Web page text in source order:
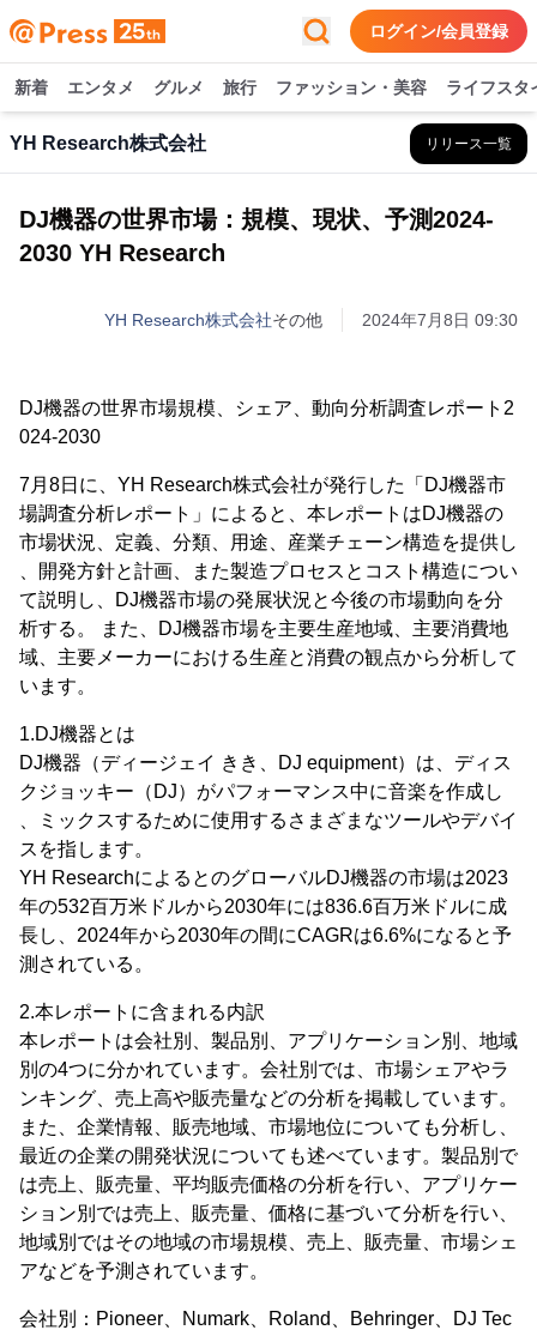
ログイン/会員登録
新着 エンタメ グルメ 旅行 ファッション・美容 ライフスタ
YH Research株式会社 リリース一覧
DJ機器の世界市場：規模、現状、予測2024-
2030 YH Research
YH Research株式会社その他 2024年7月8日 09:30
DJ機器の世界市場規模、シェア、動向分析調査レポート2
024-2030
7月8日に、YH Research株式会社が発行した「DJ機器市
場調査分析レポート」によると、本レポートはDJ機器の
市場状況、定義、分類、用途、産業チェーン構造を提供し
、開発方針と計画、また製造プロセスとコスト構造につい
て説明し、DJ機器市場の発展状況と今後の市場動向を分
析する。 また、DJ機器市場を主要生産地域、主要消費地
域、主要メーカーにおける生産と消費の観点から分析して
います。
1.DJ機器とは
DJ機器（ディージェイ きき、DJ equipment）は、ディス
クジョッキー（DJ）がパフォーマンス中に音楽を作成し
、ミックスするために使用するさまざまなツールやデバイ
スを指します。
YH ResearchによるとのグローバルDJ機器の市場は2023
年の532百万米ドルから2030年には836.6百万米ドルに成
長し、2024年から2030年の間にCAGRは6.6%になると予
測されている。
2.本レポートに含まれる内訳
本レポートは会社別、製品別、アプリケーション別、地域
別の4つに分かれています。会社別では、市場シェアやラ
ンキング、売上高や販売量などの分析を掲載しています。
また、企業情報、販売地域、市場地位についても分析し、
最近の企業の開発状況についても述べています。製品別で
は売上、販売量、平均販売価格の分析を行い、アプリケー
ション別では売上、販売量、価格に基づいて分析を行い、
地域別ではその地域の市場規模、売上、販売量、市場シェ
アなどを予測されています。
会社別：Pioneer、Numark、Roland、Behringer、DJ Tec